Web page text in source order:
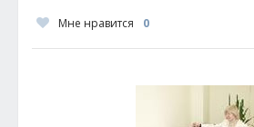
Мне нравится 0